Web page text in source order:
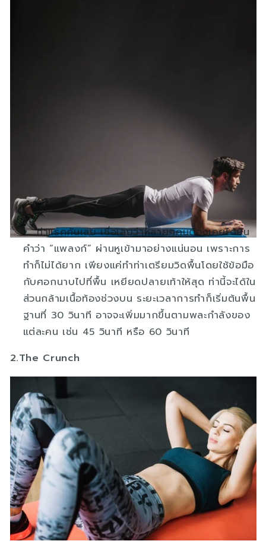
ท่าแรกกันเลย เชื่อเลยว่าหลายๆคนต้องเคยได้ยิน
คำว่า “แพลงก์” ผ่านหูเข้ามาอย่างแน่นอน เพราะการ
ทำก็ไม่ได้ยาก เพียงแค่ทำท่าเตรียมวิดพื้นโดยใช้ข้อมือ
กับศอกนาบไปที่พื้น เหยียดปลายเท้าให้สุด ท่านี้จะได้ใน
ส่วนกล้ามเนื้อท้องช่วงบน ระยะเวลาการทำก็เริ่มต้นพื้น
ฐานที่ 30 วินาที อาจจะเพิ่มมากขึ้นตามพละกำลังของ
แต่ละคน เช่น 45 วินาที หรือ 60 วินาที
2.The Crunch